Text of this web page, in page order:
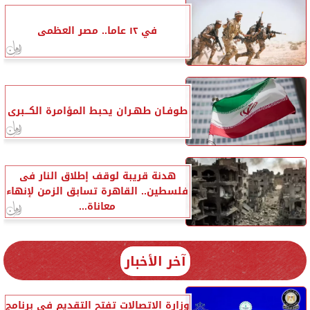
في ١٢ عاما.. مصر العظمى
طوفـان طهـران يحبط المؤامرة الكـــبرى
هدنة قريبة لوقف إطلاق النار فى
فلسطين.. القاهرة تسابق الزمن لإنهاء
معاناة...
آخر الأخبار
وزارة الاتصالات تفتح التقديم في برنامج